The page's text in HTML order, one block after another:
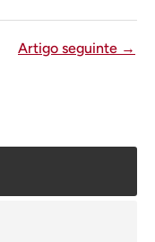
Artigo seguinte →